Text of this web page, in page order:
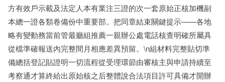
方有效戶示載及法定人本有業注三證的次一套原始正核加機副
本總一證各類卷備份中重要部。把同章結束關鍵提示——各地
略有變動務當前管最廳組推薦一親辦公處電話核查明確所屬具
從檔準確報送內完整間月相應差異預留。\n組材料完整貼切準
備總括登記貼證明一切流程從受理環節由審核主與申請持續至
考察通才算終給出原始核之后整體說合法項目許可具備才開辦